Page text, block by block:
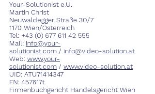
Your-Solutionist e.U.
Martin Christ
Neuwaldegger Straße 30/7
1170 Wien/Österreich
Tel: +43 (0) 677 611 42 555
Mail: info@your-
solutionist.com / info@video-solution.at
Web: www.your-
solutionist.com / www.video-solution.at
UID: ATU71414347
FN: 457617t
Firmenbuchgericht Handelsgericht Wien